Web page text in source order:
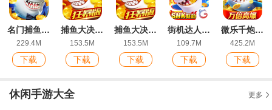
名门捕鱼-原趣游捕鱼
229.4M
下载
捕鱼大决战官方版本
153.5M
下载
捕鱼大决战官方正版
153.5M
下载
街机达人捕鱼经典原版
109.7M
下载
微乐千炮版捕鱼最新版本
425.2M
下载
休闲手游大全 更多